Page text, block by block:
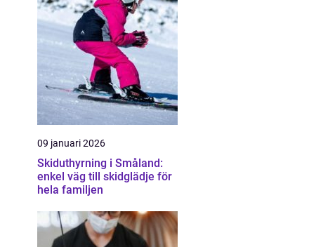
09 januari 2026
Skiduthyrning i Småland:
enkel väg till skidglädje för
hela familjen